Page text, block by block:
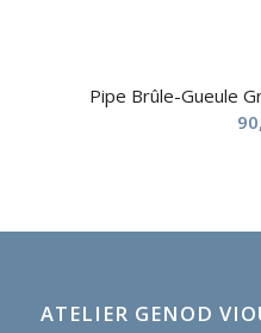
Pipe Brûle-Gueule
ATELIER GENOD